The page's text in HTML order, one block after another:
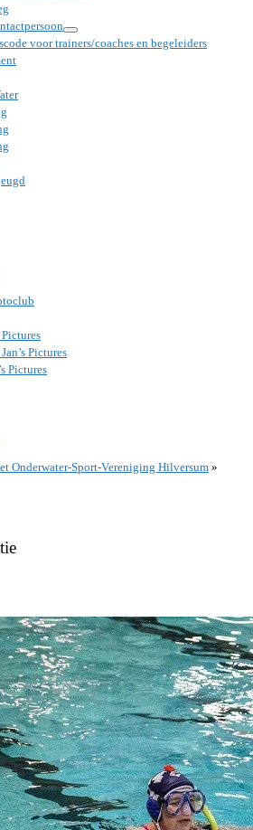
voor trainers/coaches en begeleiders
Pictures
Pictures
Onderwater-Sport-Vereniging Hilversum »